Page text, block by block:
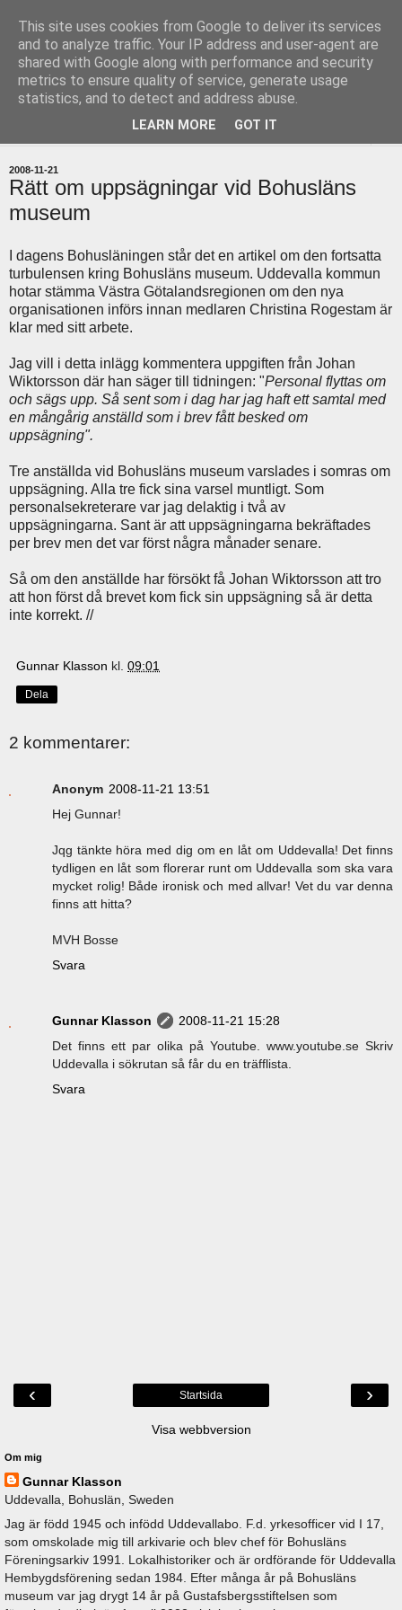
uddevallabloggen.se
med stort och smått från Uddevallas horisont
2008-11-21
Rätt om uppsägningar vid Bohusläns
museum
I dagens Bohusläningen står det en artikel om den fortsatta
turbulensen kring Bohusläns museum. Uddevalla kommun
hotar stämma Västra Götalandsregionen om den nya
organisationen införs innan medlaren Christina Rogestam är
klar med sitt arbete.
Jag vill i detta inlägg kommentera uppgiften från Johan
Wiktorsson där han säger till tidningen: "Personal flyttas om
och sägs upp. Så sent som i dag har jag haft ett samtal med
en mångårig anställd som i brev fått besked om
uppsägning".
Tre anställda vid Bohusläns museum varslades i somras om
uppsägning. Alla tre fick sina varsel muntligt. Som
personalsekreterare var jag delaktig i två av
uppsägningarna. Sant är att uppsägningarna bekräftades
per brev men det var först några månader senare.
Så om den anställde har försökt få Johan Wiktorsson att tro
att hon först då brevet kom fick sin uppsägning så är detta
inte korrekt. //
Gunnar Klasson kl. 09:01
Dela
2 kommentarer:
Anonym 2008-11-21 13:51
Hej Gunnar!
Jqg tänkte höra med dig om en låt om Uddevalla! Det finns
tydligen en låt som florerar runt om Uddevalla som ska vara
mycket rolig! Både ironisk och med allvar! Vet du var denna
finns att hitta?
MVH Bosse
Svara
Gunnar Klasson
2008-11-21 15:28
Det finns ett par olika på Youtube. www.youtube.se Skriv
Uddevalla i sökrutan så får du en träfflista.
Svara
‹ ›
Startsida
Visa webbversion
Om mig
Gunnar Klasson
Uddevalla, Bohuslän, Sweden
Jag är född 1945 och infödd Uddevallabo. F.d. yrkesofficer vid I 17,
som omskolade mig till arkivarie och blev chef för Bohusläns
Föreningsarkiv 1991. Lokalhistoriker och är ordförande för Uddevalla
Hembygdsförening sedan 1984. Efter många år på Bohusläns
museum var jag drygt 14 år på Gustafsbergsstiftelsen som
This site uses cookies from Google to deliver its services
and to analyze traffic. Your IP address and user-agent are
shared with Google along with performance and security
metrics to ensure quality of service, generate usage
statistics, and to detect and address abuse.
LEARN MORE GOT IT